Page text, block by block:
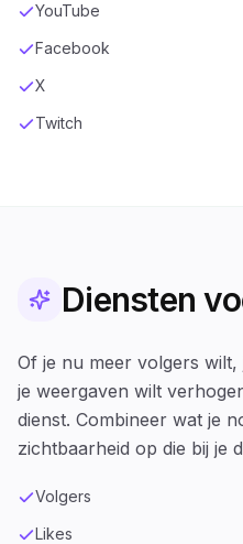
YouTube
Facebook
X
Twitch
Diensten
Of je nu meer volgers
je weergaven wilt
dienst. Combineer wat je
zichtbaarheid op die bij je
Volgers
Likes